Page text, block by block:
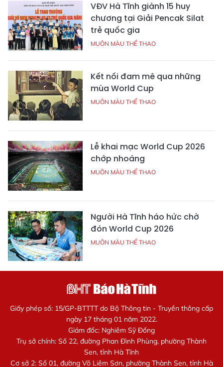
VĐV Hà Tĩnh giành 15 huy
chương tại Giải Pencak Silat
trẻ quốc gia
MUÔN MÀU THỂ THAO
Kết nối đam mê qua những
mùa World Cup
MUÔN MÀU THỂ THAO
Lễ khai mạc World Cup 2026
chớp nhoáng
MUÔN MÀU THỂ THAO
Người Hà Tĩnh háo hức chờ
đón World Cup 2026
MUÔN MÀU THỂ THAO
Giấy phép số: 15/GP-BTTTT do Bộ Thông tin - Truyền thông cấp
ngày 17 tháng 01 năm 2022.
Giám đốc: Nghiêm Sỹ Đống
Trụ sở chính: Số 22, đường Phan Đình Phùng, phường Thành
Sen, tỉnh Hà Tĩnh
Cơ sở 2: Số 01, đường Võ Liêm Sơn, phường Thành Sen, tỉnh Hà